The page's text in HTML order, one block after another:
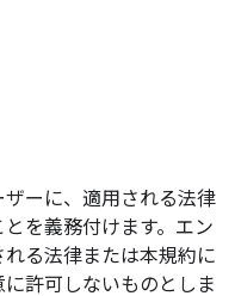
ーに、適用される法律
を義務付けます。エン
る法律または本規約に
許可しないものとしま